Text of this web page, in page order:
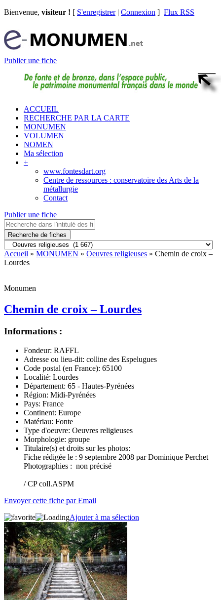
Bienvenue, visiteur ! [ S'enregistrer| Connexion ] Flux RSS
Publier une fiche
ACCUEIL
RECHERCHE PAR LA CARTE
MONUMEN
VOLUMEN
NOMEN
Ma sélection
+
www.fontesdart.org
Centre de ressources : conservatoire des Arts de la
métallurgie
Contact
Publier une fiche
Recherche de fiches
Accueil » MONUMEN » Oeuvres religieuses » Chemin de croix –
Lourdes
Monumen
Chemin de croix – Lourdes
Informations :
Fondeur: RAFFL
Adresse ou lieu-dit: colline des Espelugues
Code postal (en France): 65100
Localité: Lourdes
Département: 65 - Hautes-Pyrénées
Région: Midi-Pyrénées
Pays: France
Continent: Europe
Matériau: Fonte
Type d'oeuvre: Oeuvres religieuses
Morphologie: groupe
Titulaire(s) et droits sur les photos:
Fiche rédigée le : 9 septembre 2008 par Dominique Perchet
Photographies : non précisé
/ CP coll.ASPM
Envoyer cette fiche par Email
Ajouter à ma sélection